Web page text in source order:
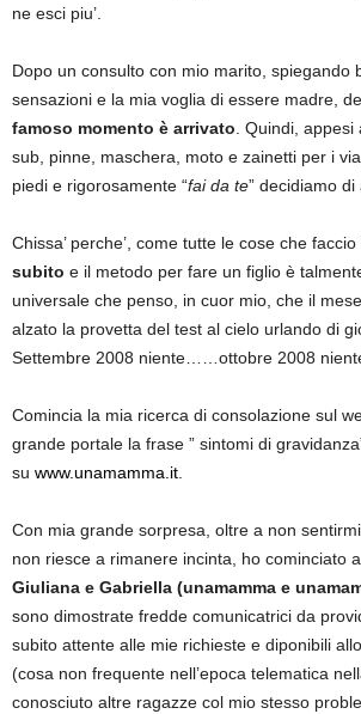
ne esci piu’.
Dopo un consulto con mio marito, spiegando
sensazioni e la mia voglia di essere madre,
famoso momento è arrivato. Quindi, appesi
sub, pinne, maschera, moto e zainetti per i
piedi e rigorosamente “fai da te” decidiamo
Chissa’ perche’, come tutte le cose che faccio
subito e il metodo per fare un figlio è
universale che penso, in cuor mio, che il
alzato la provetta del test al cielo urlando di
Settembre 2008 niente……ottobre 2008
Comincia la mia ricerca di consolazione sul
grande portale la frase ” sintomi di
su www.unamamma.it.
Con mia grande sorpresa, oltre a non sentirmi
non riesce a rimanere incinta, ho cominciato
Giuliana e Gabriella (unamamma e
sono dimostrate fredde comunicatrici da
subito attente alle mie richieste e diponibili
(cosa non frequente nell’epoca telematica
conosciuto altre ragazze col mio stesso